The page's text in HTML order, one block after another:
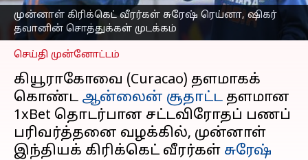
முன்னாள் கிரிக்கெட் வீரர்கள் சுரேஷ் ரெய்னா, ஷிகர்
தவானின் சொத்துக்கள் முடக்கம்
எழுதியவர் Sekar Chinnappan Nov 06, 2025 03:58 pm
செய்தி முன்னோட்டம்
கியூராகோவை (Curacao) தளமாகக்
கொண்ட ஆன்லைன் சூதாட்ட தளமான
1xBet தொடர்பான சட்டவிரோதப் பணப்
பரிவர்த்தனை வழக்கில், முன்னாள்
இந்தியக் கிரிக்கெட் வீரர்கள் சுரேஷ்